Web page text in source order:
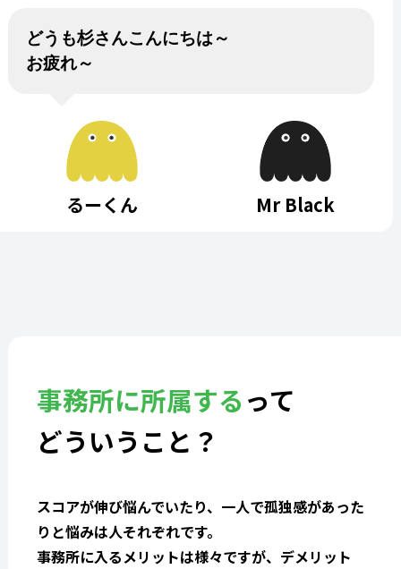
どうも杉さんこんにちは～
お疲れ～
るーくん Mr Black
事務所に所属するって
どういうこと？
スコアが伸び悩んでいたり、一人で孤独感があった
りと悩みは人それぞれです。
事務所に入るメリットは様々ですが、デメリット